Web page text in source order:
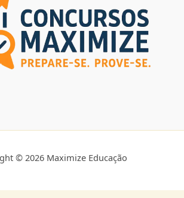
© 2026 Maximize Educação